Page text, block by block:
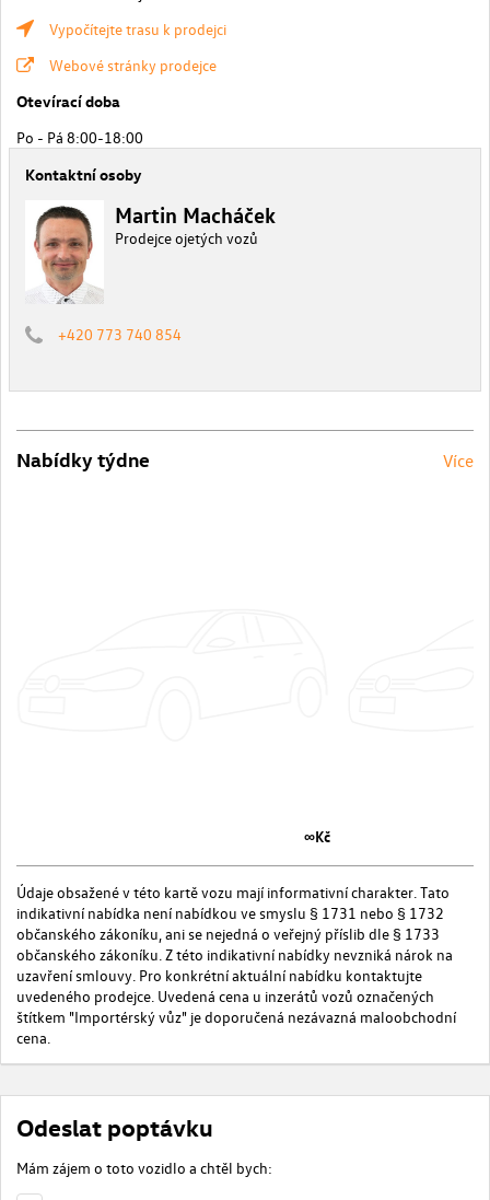
Vypočítejte trasu k prodejci
Webové stránky prodejce
Otevírací doba
Po - Pá 8:00-18:00
Kontaktní osoby
Martin Macháček
Prodejce ojetých vozů
+420 773 740 854
Nabídky týdne Více
∞Kč
Údaje obsažené v této kartě vozu mají informativní charakter. Tato
indikativní nabídka není nabídkou ve smyslu § 1731 nebo § 1732
občanského zákoníku, ani se nejedná o veřejný příslib dle § 1733
občanského zákoníku. Z této indikativní nabídky nevzniká nárok na
uzavření smlouvy. Pro konkrétní aktuální nabídku kontaktujte
uvedeného prodejce. Uvedená cena u inzerátů vozů označených
štítkem "Importérský vůz" je doporučená nezávazná maloobchodní
cena.
Odeslat poptávku
Mám zájem o toto vozidlo a chtěl bych: